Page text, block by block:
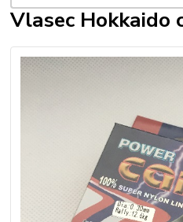
Vlasec Hokkaido